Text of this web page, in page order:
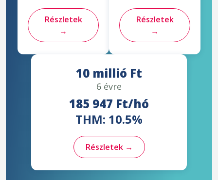
Részletek
→
Részletek
→
10 millió Ft
6 évre
185 947 Ft/hó
THM: 10.5%
Részletek →